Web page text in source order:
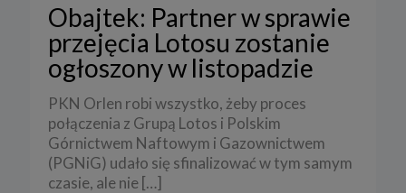
Obajtek: Partner w sprawie
przejęcia Lotosu zostanie
ogłoszony w listopadzie
PKN Orlen robi wszystko, żeby proces
połączenia z Grupą Lotos i Polskim
Górnictwem Naftowym i Gazownictwem
(PGNiG) udało się sfinalizować w tym samym
czasie, ale nie[…]